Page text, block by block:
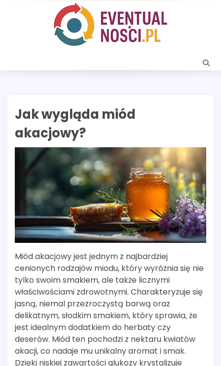
Jak wygląda miód
akacjowy?
Miód akacjowy jest jednym z najbardziej
cenionych rodzajów miodu, który wyróżnia się nie
tylko swoim smakiem, ale także licznymi
właściwościami zdrowotnymi. Charakteryzuje się
jasną, niemal przezroczystą barwą oraz
delikatnym, słodkim smakiem, który sprawia, że
jest idealnym dodatkiem do herbaty czy
deserów. Miód ten pochodzi z nektaru kwiatów
akacji, co nadaje mu unikalny aromat i smak.
Dzięki niskiej zawartości glukozy krystalizuje